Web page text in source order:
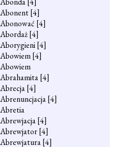
Abonent[4]
Abonować [4]
Abordaż[4]
Aborygieni[4]
Abowiem[4]
Abowiem
Abrahamita[4]
Abrecja[4]
Abrenuncjacja[4]
Abretia
Abrewjacja[4]
Abrewjator[4]
Abrewjatura[4]